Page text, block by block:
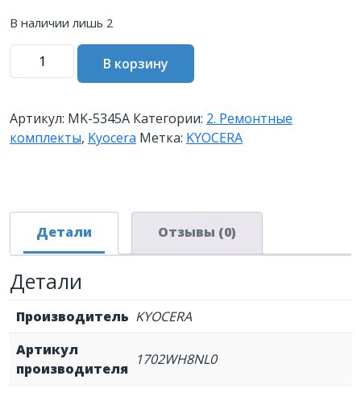
В наличии лишь 2
Количество
товара
комплект
KYOCERA
MK-
408ci/508ci
В корзину
Артикул: MK-5345A Категории: 2. Ремонтные
комплекты, Kyocera Метка: KYOCERA
Детали Отзывы (0)
Детали
Производитель KYOCERA
Артикул
производителя
1702WH8NL0